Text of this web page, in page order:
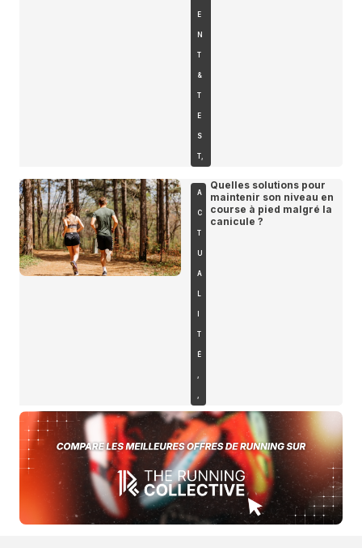
E
N
T
&
T
E
S
T
A
C
T
U
A
T
É
Quelles solutions pour
maintenir son niveau en
course à pied malgré la
canicule ?